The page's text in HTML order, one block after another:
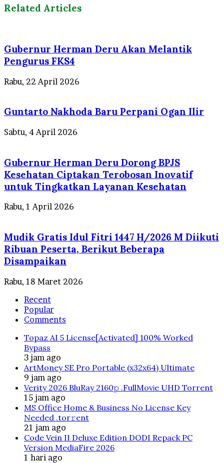
Related Articles
Gubernur Herman Deru Akan Melantik
Pengurus FKS4
Rabu, 22 April 2026
Guntarto Nakhoda Baru Perpani Ogan Ilir
Sabtu, 4 April 2026
Gubernur Herman Deru Dorong BPJS
Kesehatan Ciptakan Terobosan Inovatif
untuk Tingkatkan Layanan Kesehatan
Rabu, 1 April 2026
Mudik Gratis Idul Fitri 1447 H/2026 M Diikuti
Ribuan Peserta, Berikut Beberapa
Disampaikan
Rabu, 18 Maret 2026
Recent
Popular
Comments
Topaz AI 5 License[Activated] 100% Worked
Bypass
3 jam ago
ArtMoney SE Pro Portable (x32x64) Ultimate
9 jam ago
Verity 2026 BluRay 2160𝚙 .FullMov𝗂e UHD Torrent
15 jam ago
MS Office Home & Business No License Key
Needed .tоr𝚛еnt
21 jam ago
Code Vein II Deluxe Edition DODI Repack PC
Version MediaFire 2026
1 hari ago